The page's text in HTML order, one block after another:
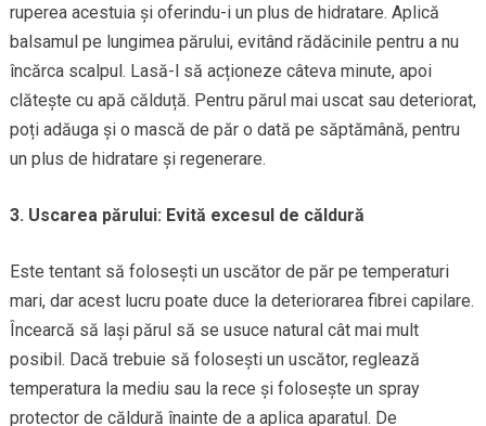
ruperea acestuia și oferindu-i un plus de hidratare. Aplică
balsamul pe lungimea părului, evitând rădăcinile pentru a nu
încărca scalpul. Lasă-l să acționeze câteva minute, apoi
clătește cu apă călduță. Pentru părul mai uscat sau deteriorat,
poți adăuga și o mască de păr o dată pe săptămână, pentru
un plus de hidratare și regenerare.
3. Uscarea părului: Evită excesul de căldură
Este tentant să folosești un uscător de păr pe temperaturi
mari, dar acest lucru poate duce la deteriorarea fibrei capilare.
Încearcă să lași părul să se usuce natural cât mai mult
posibil. Dacă trebuie să folosești un uscător, reglează
temperatura la mediu sau la rece și folosește un spray
protector de căldură înainte de a aplica aparatul. De